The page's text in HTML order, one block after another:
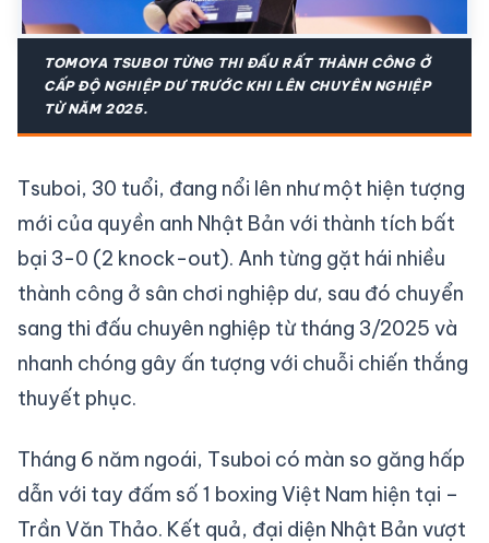
TOMOYA TSUBOI TỪNG THI ĐẤU RẤT THÀNH CÔNG Ở
CẤP ĐỘ NGHIỆP DƯ TRƯỚC KHI LÊN CHUYÊN NGHIỆP
TỪ NĂM 2025.
Tsuboi, 30 tuổi, đang nổi lên như một hiện tượng
mới của quyền anh Nhật Bản với thành tích bất
bại 3-0 (2 knock-out). Anh từng gặt hái nhiều
thành công ở sân chơi nghiệp dư, sau đó chuyển
sang thi đấu chuyên nghiệp từ tháng 3/2025 và
nhanh chóng gây ấn tượng với chuỗi chiến thắng
thuyết phục.
Tháng 6 năm ngoái, Tsuboi có màn so găng hấp
dẫn với tay đấm số 1 boxing Việt Nam hiện tại –
Trần Văn Thảo. Kết quả, đại diện Nhật Bản vượt